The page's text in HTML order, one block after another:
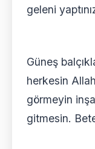
geleni
Güneş
herkesin
görmeyin
gitmesin.